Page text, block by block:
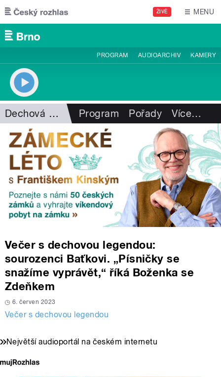
Přejít k hlavnímu obsahu
ŽIVĚ MENU
PROGRAM AUDIOARCHIV KAMERY
Dechová hudba Program Pořady Více…
Večer s dechovou legendou:
sourozenci Baťkovi. „Písničky se
snažíme vyprávět,“ říká Boženka se
Zdeňkem
6. červen 2023
Večer s dechovou legendou
Největší audioportál na českém internetu